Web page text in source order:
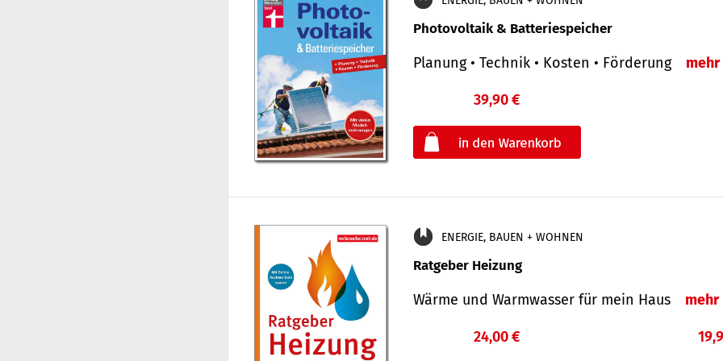
Photovoltaik & Batteriespeicher
Planung • Technik • Kosten • Förderung mehr
39,90 €
ENERGIE, BAUEN + WOHNEN
Ratgeber Heizung
Wärme und Warmwasser für mein Haus mehr
24,00 €